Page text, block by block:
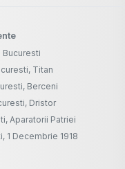
Titan
Berceni
Dristor
Aparatorii Patriei
1 Decembrie 1918